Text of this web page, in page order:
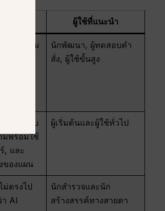
ผู้ใช้ที่แนะนำ
วามพร้อม
ลอาจ
เป็น
ก
นักพัฒนา, ผู้ทดสอบคำ
สั่ง, ผู้ใช้ขั้นสูง
อปสำหรับ
มพร้อมใช้
, และ
ของแผน
ผู้เริ่มต้นและผู้ใช้ทั่วไป
ตรงไป
AI
นักสำรวจและนัก
สร้างสรรค์ทางสายตา